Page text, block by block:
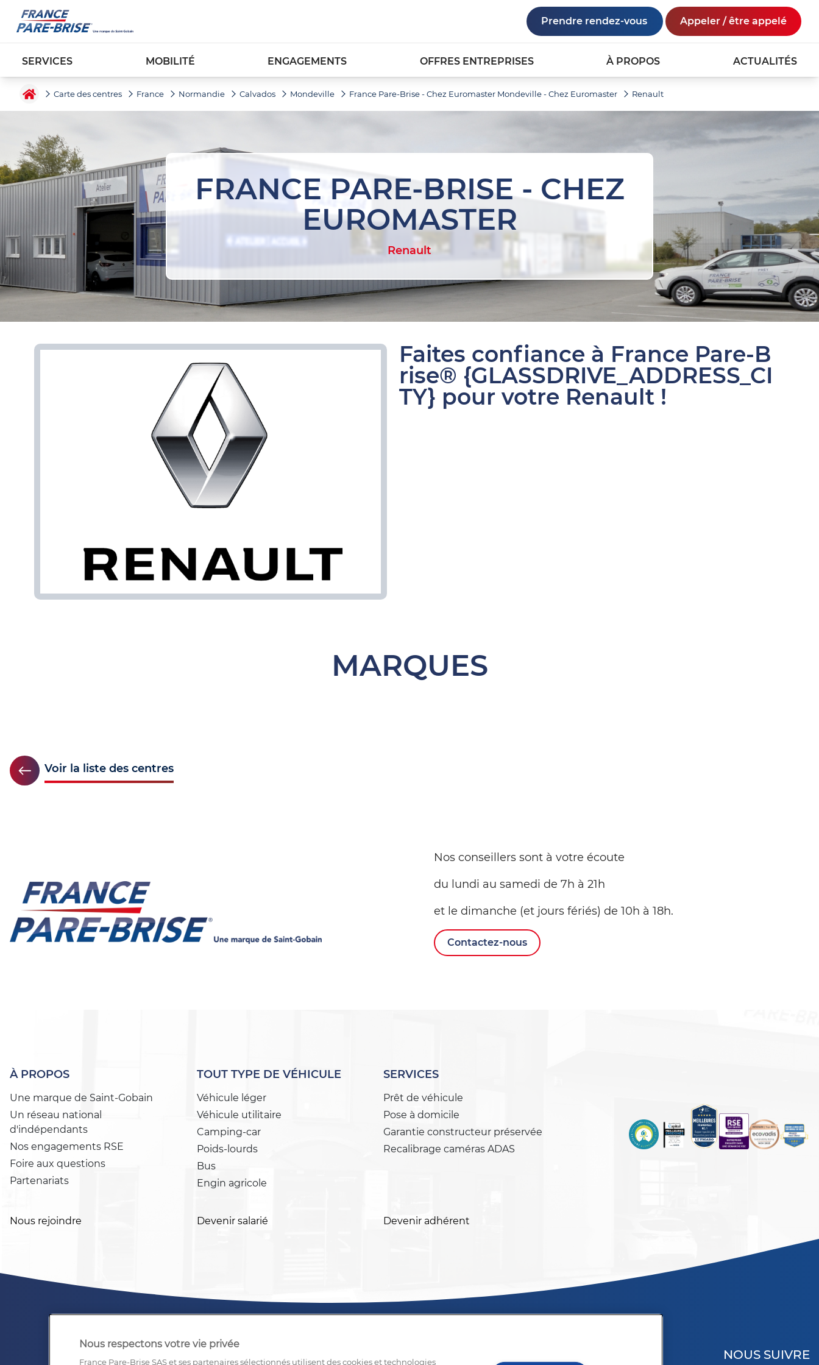
Prendre rendez-vous Appeler / être appelé
SERVICES MOBILITÉ ENGAGEMENTS OFFRES ENTREPRISES À PROPOS ACTUALITÉS
Carte des centres France Normandie Calvados Mondeville France Pare-Brise - Chez Euromaster Mondeville - Chez Euromaster Renault
FRANCE PARE-BRISE - CHEZ
EUROMASTER
Renault
Faites confiance à France Pare-B
rise® {GLASSDRIVE_ADDRESS_CI
TY} pour votre Renault !
MARQUES
Voir la liste des centres
Nos conseillers sont à votre écoute
du lundi au samedi de 7h à 21h
et le dimanche (et jours fériés) de 10h à 18h.
Contactez-nous
À PROPOS
Une marque de Saint-Gobain
Un réseau national
d'indépendants
Nos engagements RSE
Foire aux questions
Partenariats
TOUT TYPE DE VÉHICULE
Véhicule léger
Véhicule utilitaire
Camping-car
Poids-lourds
Bus
Engin agricole
SERVICES
Prêt de véhicule
Pose à domicile
Garantie constructeur préservée
Recalibrage caméras ADAS
Nous rejoindre Devenir salarié Devenir adhérent
NOUS SUIVRE
Nous respectons votre vie privée
France Pare-Brise SAS et ses partenaires sélectionnés utilisent des cookies et technologies